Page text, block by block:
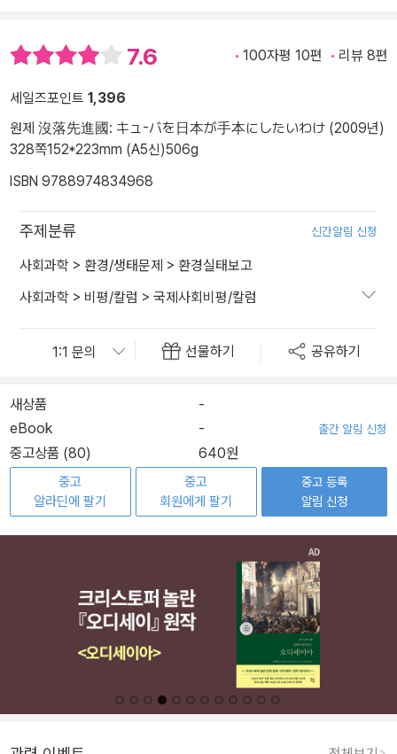
7.6 100자평 10편 리뷰 8편
세일즈포인트 1,396
원제 沒落先進國: キュ-バを日本が手本にしたいわけ (2009년)
328쪽152*223mm (A5신)506g
ISBN 9788974834968
주제분류 신간알림 신청
사회과학 > 환경/생태문제 > 환경실태보고
사회과학 > 비평/칼럼 > 국제사회비평/칼럼
선물하기 공유하기
새상품
-
eBook
- 출간 알림 신청
중고상품 (80) 640원
중고
알라딘에 팔기
중고
회원에게 팔기
중고 등록
알림 신청